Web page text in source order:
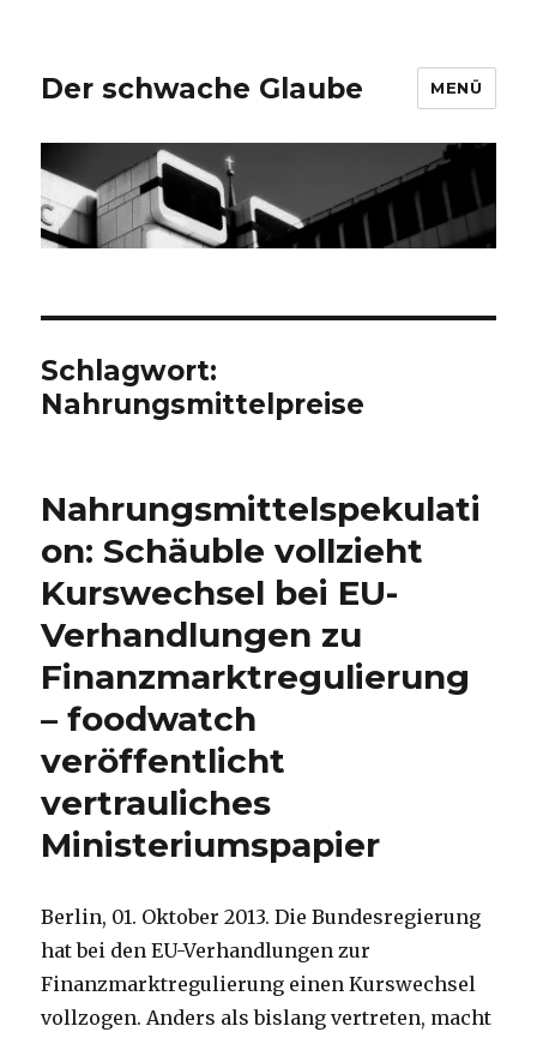
Der schwache Glaube MENÜ
Schlagwort:
Nahrungsmittelpreise
Nahrungsmittelspekulati
on: Schäuble vollzieht
Kurswechsel bei EU-
Verhandlungen zu
Finanzmarktregulierung
– foodwatch
veröffentlicht
vertrauliches
Ministeriumspapier
Berlin, 01. Oktober 2013. Die Bundesregierung
hat bei den EU-Verhandlungen zur
Finanzmarktregulierung einen Kurswechsel
vollzogen. Anders als bislang vertreten, macht